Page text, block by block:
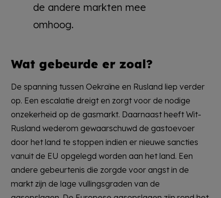
de andere markten mee
omhoog.
Wat gebeurde er zoal?
De spanning tussen Oekraïne en Rusland liep verder
op. Een escalatie dreigt en zorgt voor de nodige
onzekerheid op de gasmarkt. Daarnaast heeft Wit-
Rusland wederom gewaarschuwd de gastoevoer
door het land te stoppen indien er nieuwe sancties
vanuit de EU opgelegd worden aan het land. Een
andere gebeurtenis die zorgde voor angst in de
markt zijn de lage vullingsgraden van de